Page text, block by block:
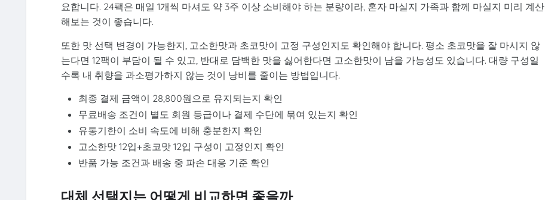
요합니다. 24팩은 매일 1개씩 마셔도 약 3주 이상 소비해야 하는 분량이라, 혼자 마실지 가족과 함께 마실지 미리 계산
해보는 것이 좋습니다.
또한 맛 선택 변경이 가능한지, 고소한맛과 초코맛이 고정 구성인지도 확인해야 합니다. 평소 초코맛을 잘 마시지 않
는다면 12팩이 부담이 될 수 있고, 반대로 담백한 맛을 싫어한다면 고소한맛이 남을 가능성도 있습니다. 대량 구성일
수록 내 취향을 과소평가하지 않는 것이 낭비를 줄이는 방법입니다.
최종 결제 금액이 28,800원으로 유지되는지 확인
무료배송 조건이 별도 회원 등급이나 결제 수단에 묶여 있는지 확인
유통기한이 소비 속도에 비해 충분한지 확인
고소한맛 12입+초코맛 12입 구성이 고정인지 확인
반품 가능 조건과 배송 중 파손 대응 기준 확인
대체 선택지는 어떻게 비교하면 좋을까